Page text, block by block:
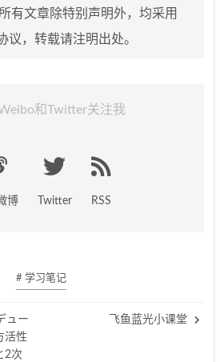
有文章除特别声明外，均采用
议，转载请注明出处。
和Twitter关注我
博 Twitter RSS
# 学习笔记
ュー
活性
2次
飞鱼蓝光小课堂